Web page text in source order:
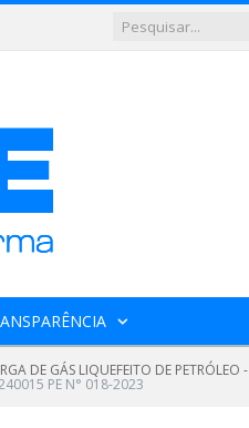
DE GÁS LIQUEFEITO DE PETRÓLEO -
PE N° 018-2023